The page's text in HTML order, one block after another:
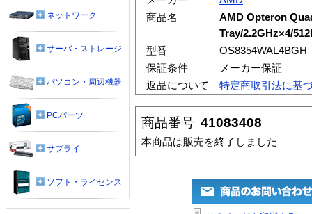
商品名
AMD Opteron
Tray/2.2GHz×4/
型番
OS8354WAL4BGH
保証条件
メーカー保証
返品について
特定商取引法に基
商品番号 41083408
本商品は販売を終了しました
ネットワーク
サーバ・ストレージ
パソコン・周辺機器
PCパーツ
サプライ
ソフト・ライセンス